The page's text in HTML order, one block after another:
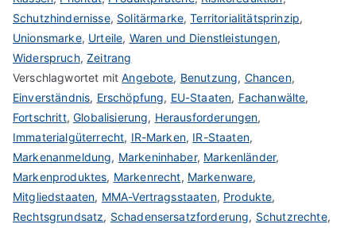
Schutzhindernisse, Solitärmarke,Territorialitätsprinzip,
Unionsmarke, Urteile, Waren und Dienstleistungen,
Widerspruch,Zeitrang
Verschlagwortet mitAngebote, Benutzung, Chancen,
Einverständnis, Erschöpfung, EU-Staaten, Fachanwälte,
Fortschritt,Globalisierung, Herausforderungen,
Immaterialgüterrecht, IR-Marken, IR-Staaten,
Markenanmeldung, Markeninhaber, Markenländer,
Markenproduktes, Markenrecht, Markenware,
Mitgliedstaaten, MMA-Vertragsstaaten, Produkte,
Rechtsgrundsatz, Schadensersatzforderung, Schutzrechte,